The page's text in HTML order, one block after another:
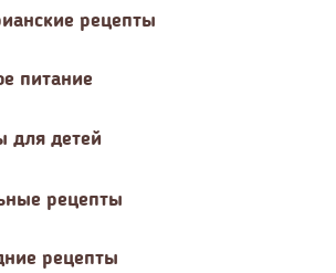
рецепты
питание
для детей
рецепты
рецепты